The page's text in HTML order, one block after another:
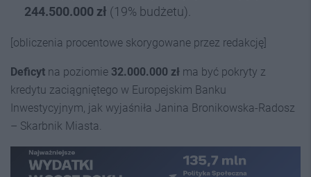
244.500.000 zł (19% budżetu).
[obliczenia procentowe skorygowane przez redakcję]
Deficyt na poziomie 32.000.000 zł ma być pokryty z
kredytu zaciągniętego w Europejskim Banku
Inwestycyjnym, jak wyjaśniła Janina Bronikowska-Radosz
– Skarbnik Miasta.